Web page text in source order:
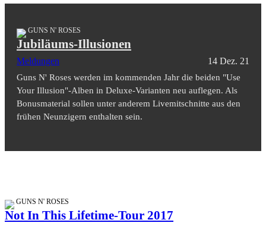
GUNS N' ROSES
Jubiläums-Illusionen
Meldungen 14 Dez. 21
Guns N' Roses werden im kommenden Jahr die beiden "Use
Your Illusion"-Alben in Deluxe-Varianten neu auflegen. Als
Bonusmaterial sollen unter anderem Livemitschnitte aus den
frühen Neunzigern enthalten sein.
GUNS N' ROSES
Not In This Lifetime-Tour 2017